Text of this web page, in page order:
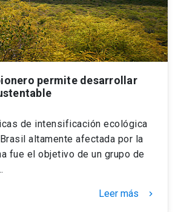
permite desarrollar
de intensificación ecológica
altamente afectada por la
fue el objetivo de un grupo de
Leer más keyboard_arrow_right